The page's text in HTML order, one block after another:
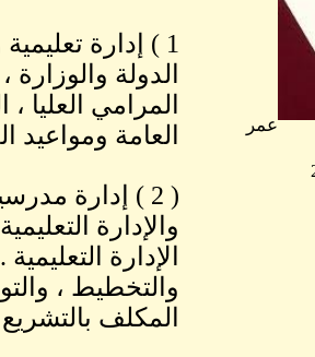
عمر
1 ) إدارة
الدولة
المرامي العليا
العامة ومواعيد
( 2 ) إدارة
والإدارة
الإدارة
والتخطيط ،
المكلف